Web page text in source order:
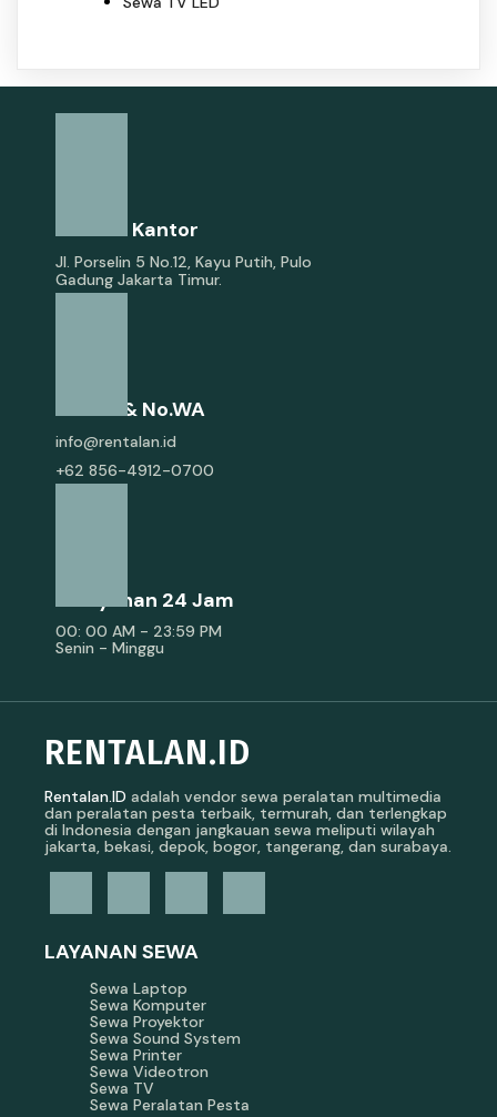
Alamat Kantor
Jl. Porselin 5 No.12, Kayu Putih, Pulo
Gadung Jakarta Timur.
E-Mail & No.WA
info@rentalan.id
+62 856-4912-0700
Pelayanan 24 Jam
00: 00 AM - 23:59 PM
Senin - Minggu
RENTALAN.ID
Rentalan.ID adalah vendor sewa peralatan multimedia
dan peralatan pesta terbaik, termurah, dan terlengkap
di Indonesia dengan jangkauan sewa meliputi wilayah
jakarta, bekasi, depok, bogor, tangerang, dan surabaya.
LAYANAN SEWA
Sewa Laptop
Sewa Komputer
Sewa Proyektor
Sewa Sound System
Sewa Printer
Sewa Videotron
Sewa TV
Sewa Peralatan Pesta